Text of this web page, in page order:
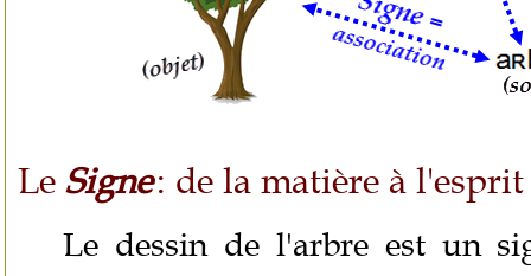
Le Signe: de la matière à l'esprit
Le dessin de l'arbre est un